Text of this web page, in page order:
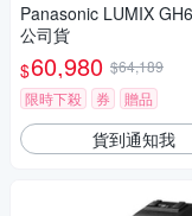
Panasonic LUMIX
公司貨
$60,980 $64,189
限時下殺
券 贈品
貨到通知我